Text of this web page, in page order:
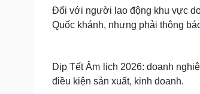
Đối với người lao động khu vực
Quốc khánh, nhưng phải thông
Dịp Tết Âm lịch 2026: doanh
điều kiện sản xuất, kinh doanh.